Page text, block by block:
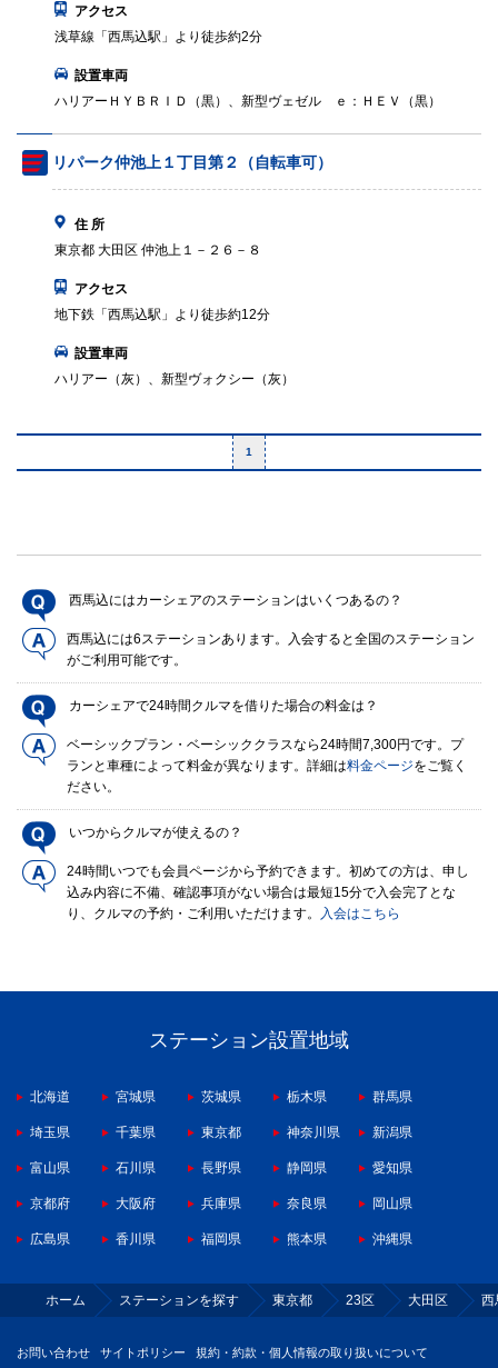
アクセス
浅草線「西馬込駅」より徒歩約2分
設置車両
ハリアーＨＹＢＲＩＤ（黒）、新型ヴェゼル ｅ：ＨＥＶ（黒）
リパーク仲池上１丁目第２（自転車可）
住 所
東京都 大田区 仲池上１－２６－８
アクセス
地下鉄「西馬込駅」より徒歩約12分
設置車両
ハリアー（灰）、新型ヴォクシー（灰）
1
西馬込にはカーシェアのステーションはいくつあるの？
西馬込には6ステーションあります。入会すると全国のステーション
がご利用可能です。
カーシェアで24時間クルマを借りた場合の料金は？
ベーシックプラン・ベーシッククラスなら24時間7,300円です。プ
ランと車種によって料金が異なります。詳細は料金ページをご覧く
ださい。
いつからクルマが使えるの？
24時間いつでも会員ページから予約できます。初めての方は、申し
込み内容に不備、確認事項がない場合は最短15分で入会完了とな
り、クルマの予約・ご利用いただけます。
入会はこちら
ステーション設置地域
北海道 宮城県 茨城県 栃木県 群馬県
埼玉県 千葉県 東京都 神奈川県 新潟県
富山県 石川県 長野県 静岡県 愛知県
京都府 大阪府 兵庫県 奈良県 岡山県
広島県 香川県 福岡県 熊本県 沖縄県
ホーム ステーションを探す 東京都 23区 大田区 西
お問い合わせ サイトポリシー 規約・約款・個人情報の取り扱いについて